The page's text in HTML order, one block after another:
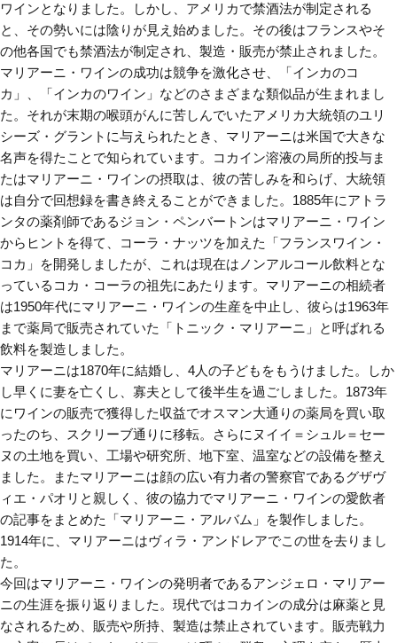
ワインとなりました。しかし、アメリカで禁酒法が制定される
と、その勢いには陰りが見え始めました。その後はフランスやそ
の他各国でも禁酒法が制定され、製造・販売が禁止されました。
マリアーニ・ワインの成功は競争を激化させ、「インカのコ
カ」、「インカのワイン」などのさまざまな類似品が生まれまし
た。それが末期の喉頭がんに苦しんでいたアメリカ大統領のユリ
シーズ・グラントに与えられたとき、マリアーニは米国で大きな
名声を得たことで知られています。コカイン溶液の局所的投与ま
たはマリアーニ・ワインの摂取は、彼の苦しみを和らげ、大統領
は自分で回想録を書き終えることができました。1885年にアトラ
ンタの薬剤師であるジョン・ペンバートンはマリアーニ・ワイン
からヒントを得て、コーラ・ナッツを加えた「フランスワイン・
コカ」を開発しましたが、これは現在はノンアルコール飲料とな
っているコカ・コーラの祖先にあたります。マリアーニの相続者
は1950年代にマリアーニ・ワインの生産を中止し、彼らは1963年
まで薬局で販売されていた「トニック・マリアーニ」と呼ばれる
飲料を製造しました。
マリアーニは1870年に結婚し、4人の子どもをもうけました。しか
し早くに妻を亡くし、寡夫として後半生を過ごしました。1873年
にワインの販売で獲得した収益でオスマン大通りの薬局を買い取
ったのち、スクリーブ通りに移転。さらにヌイイ＝シュル＝セー
ヌの土地を買い、工場や研究所、地下室、温室などの設備を整え
ました。またマリアーニは顔の広い有力者の警察官であるグザヴ
ィエ・パオリと親しく、彼の協力でマリアーニ・ワインの愛飲者
の記事をまとめた「マリアーニ・アルバム」を製作しました。
1914年に、マリアーニはヴィラ・アンドレアでこの世を去りまし
た。
今回はマリアーニ・ワインの発明者であるアンジェロ・マリアー
ニの生涯を振り返りました。現代ではコカインの成分は麻薬と見
なされるため、販売や所持、製造は禁止されています。販売戦力